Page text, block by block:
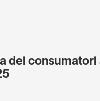
dei consumatori